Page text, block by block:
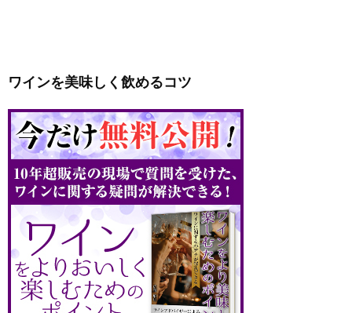
ワインを美味しく飲めるコツ